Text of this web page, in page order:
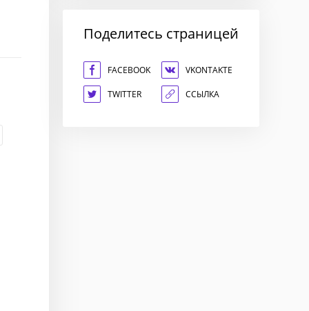
Поделитесь страницей
FACEBOOK VKONTAKTE
TWITTER ССЫЛКА